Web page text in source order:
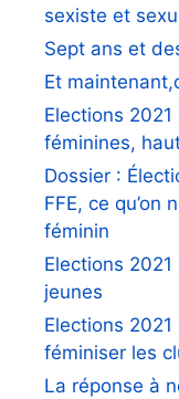
sexiste et
Sept ans et
Et
Elections
féminines,
Dossier :
FFE, ce qu’on
féminin
Elections
jeunes
Elections
féminiser les
La réponse à